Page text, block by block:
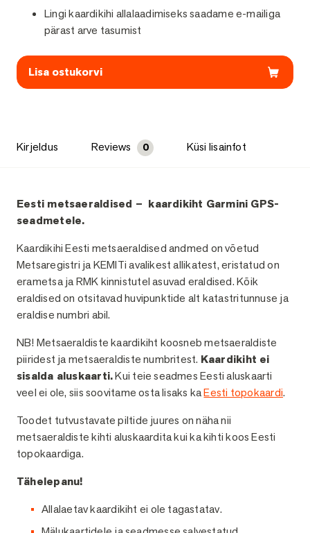
Lingi kaardikihi allalaadimiseks saadame e-mailiga
pärast arve tasumist
Lisa ostukorvi
Kirjeldus Reviews 0 Küsi lisainfot
Kirjeldus
Eesti metsaeraldised – kaardikiht Garmini GPS-
seadmetele.
Kaardikihi Eesti metsaeraldised andmed on võetud
Metsaregistri ja KEMITi avalikest allikatest, eristatud on
erametsa ja RMK kinnistutel asuvad eraldised. Kõik
eraldised on otsitavad huvipunktide alt katastritunnuse ja
eraldise numbri abil.
NB! Metsaeraldiste kaardikiht koosneb metsaeraldiste
piiridest ja metsaeraldiste numbritest. Kaardikiht ei
sisalda aluskaarti.Kui teie seadmes Eesti aluskaarti
veel ei ole, siis soovitame osta lisaks kaEesti topokaardi.
Toodet tutvustavate piltide juures on näha nii
metsaeraldiste kihti aluskaardita kui ka kihti koos Eesti
topokaardiga.
Tähelepanu!
Allalaetav kaardikiht ei ole tagastatav.